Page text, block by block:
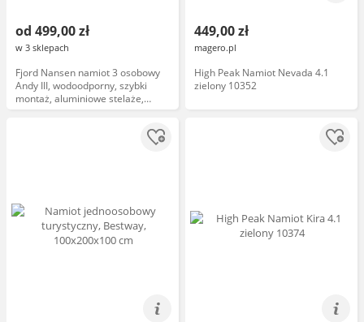
od 499,00 zł
w 3 sklepach
Fjord Nansen namiot 3 osobowy
Andy III, wodoodporny, szybki
montaż, aluminiowe stelaże,
wentylacja, waga 4,5 kg
449,00 zł
magero.pl
High Peak Namiot Nevada 4.1
zielony 10352